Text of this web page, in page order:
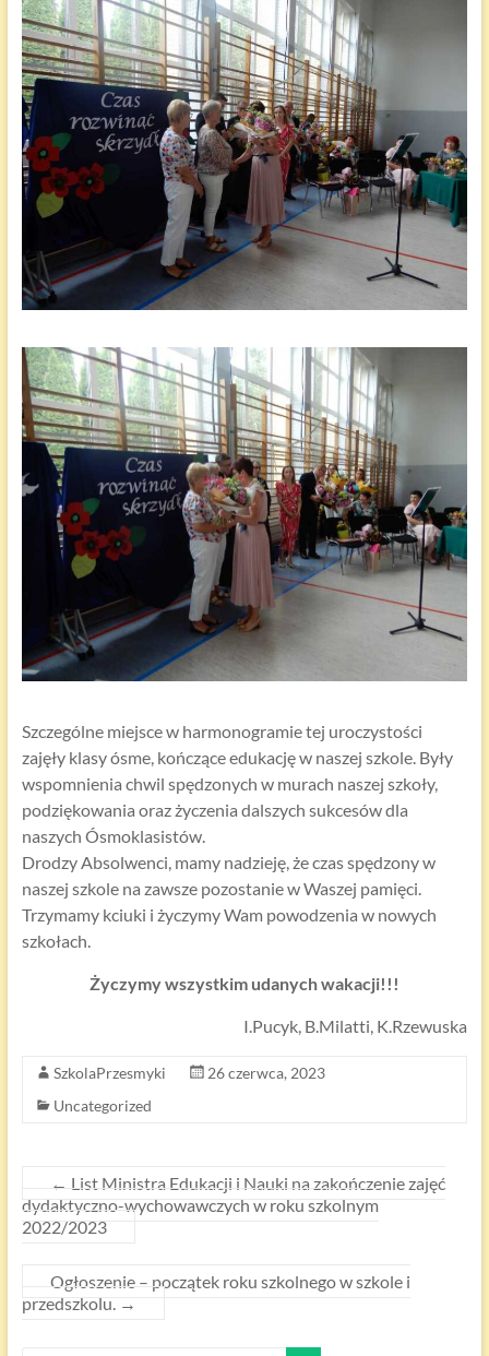
Szczególne miejsce w harmonogramie tej uroczystości
zajęły klasy ósme, kończące edukację w naszej szkole. Były
wspomnienia chwil spędzonych w murach naszej szkoły,
podziękowania oraz życzenia dalszych sukcesów dla
naszych Ósmoklasistów.
Drodzy Absolwenci, mamy nadzieję, że czas spędzony w
naszej szkole na zawsze pozostanie w Waszej pamięci.
Trzymamy kciuki i życzymy Wam powodzenia w nowych
szkołach.
Życzymy wszystkim udanych wakacji!!!
I.Pucyk, B.Milatti, K.Rzewuska
SzkolaPrzesmyki
26 czerwca, 2023
Uncategorized
← List Ministra Edukacji i Nauki na zakończenie zajęć
dydaktyczno-wychowawczych w roku szkolnym
2022/2023
Ogłoszenie – początek roku szkolnego w szkole i
przedszkolu. →